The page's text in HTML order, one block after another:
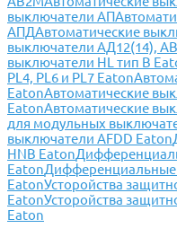
выключатели АП
АПДАвтоматические
выключатели АД12(14),
выключатели HL тип В
PL4, PL6 и PL7 Eaton
EatonАвтоматические
EatonАвтоматические
для модульных
выключатели AFDD Eaton
HNB Eaton
EatonДифференциальные
EatonУсторойства
EatonУсторойства
Eaton